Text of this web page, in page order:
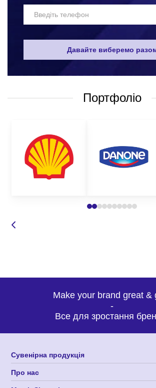
написати у вайбер або електронною
залишити запит дзвінка на сайті і ми
поставити питання щодо товару.
видом та розміром коробки, яка вас
бажаним терміном виготовлення;
бюджетом замовлення.
На основі цієї інформації менеджер
нашому професіоналізмі.
Давайте виберемо
Портфоліо
Make your brand great &
-
Все для зростання
Сувенірна продукція
Про нас